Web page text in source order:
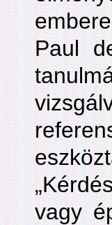
Paul
vagy